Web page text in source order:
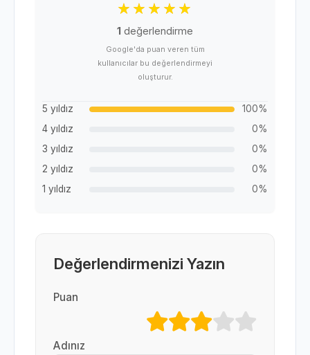
1 değerlendirme
Google'da puan veren tüm
kullanıcılar bu değerlendirmeyi
oluşturur.
5 yıldız
100%
4 yıldız
0%
3 yıldız
0%
2 yıldız
0%
1 yıldız
0%
Değerlendirmenizi Yazın
Puan
Adınız